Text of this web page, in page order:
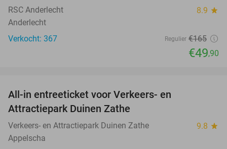
RSC Anderlecht 8.9 star
Anderlecht
Verkocht: 367
Regulier €165
€49,90
All-in entreeticket voor Verkeers- en
Attractiepark Duinen Zathe
Verkeers- en Attractiepark Duinen Zathe 9.8 star
Appelscha